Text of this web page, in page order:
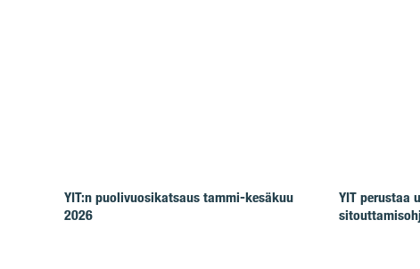
YIT:n puolivuosikatsaus tammi-kesäkuu
2026
YIT perustaa